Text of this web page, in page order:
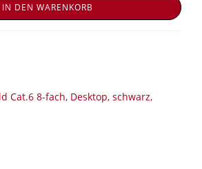
IN DEN WARENKORB